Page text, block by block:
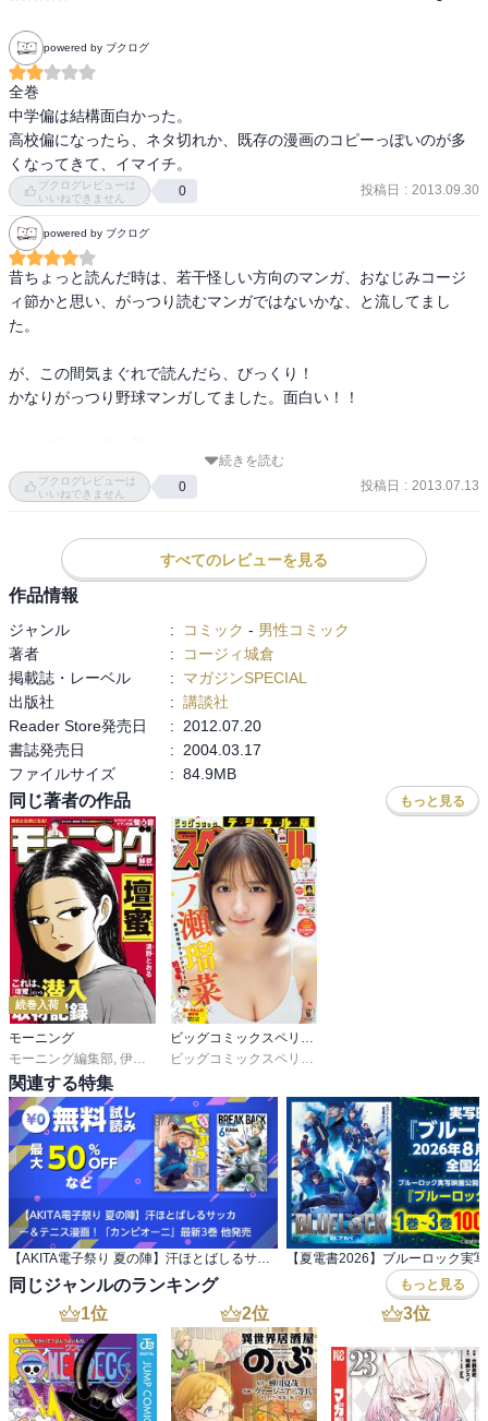
powered by ブクログ
全巻
中学偏は結構面白かった。
高校偏になったら、ネタ切れか、既存の漫画のコピーっぽいのが多
くなってきて、イマイチ。
ブクログレビューは
いいねできません
0 投稿日 : 2013.09.30
powered by ブクログ
昔ちょっと読んだ時は、若干怪しい方向のマンガ、おなじみコージ
ィ節かと思い、がっつり読むマンガではないかな、と流してまし
た。
が、この間気まぐれで読んだら、びっくり！
かなりがっつり野球マンガしてました。面白い！！
好きなスポーツマンガの上位に一気にランクインです。
続きを読む
ブクログレビューは
いいねできません
0 投稿日 : 2013.07.13
すべてのレビューを見る
作品情報
ジャンル : コミック - 男性コミック
著者
:
コージィ城倉
掲載誌・レーベル
:
マガジンSPECIAL
出版社
: 講談社
Reader Store発売日
:
2012.07.20
書誌発売日
:
2004.03.17
ファイルサイズ
: 84.9MB
同じ著者の作品 もっと見る
続巻入荷
モーニング
モーニング編集部, 伊咲智太 ,オオイシヒロト,森高夕次
ビッグコミックスペリオール
ビッグコミックスペリオール編集部
関連する特集
【AKITA電子祭り 夏の陣】汗ほとばしるサッカ ー＆テニス漫画！「カンピオーニ」最新3巻 他発売
同じジャンルのランキング もっと見る
1位 2位 3位